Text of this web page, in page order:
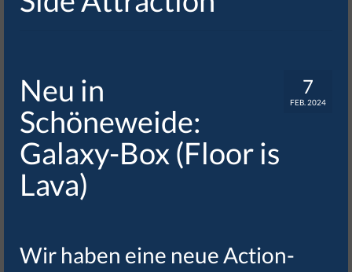
Preise & Termine
Karriere
Impressum / AGB
7
FEB. 2024
Neu in
Schöneweide:
Galaxy-Box (Floor is
Lava)
Wir haben eine neue Action-